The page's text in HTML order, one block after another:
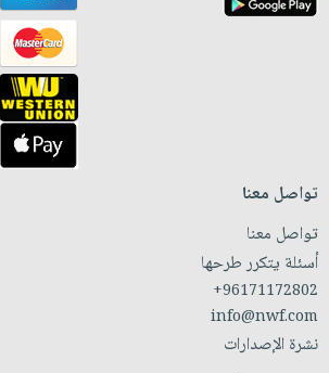
تواصل معنا
تواصل معنا
أسئلة يتكرر طرحها
+96171172802
info@nwf.com
نشرة الإصدارات